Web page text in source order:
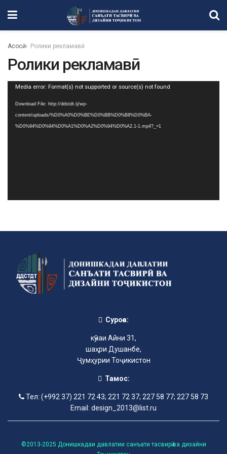
Асосӣ Ролики рекламавӣ
Ролики рекламавӣ
Video
Media error: Format(s) not supported or source(s) not found
Download File: http://ddstdt.tj/wp-
content/uploads/%D0%A0%D0%BE%D0%BB%D0%B8%D0%BA-
%D0%94%D0%94%D0%A1%D0%A2%D0%94%D0%A2.1-1.mp4?_=1
Суроға:
кӯчаи Айни 31,
шаҳри Душанбе,
Ҷумҳурии Тоҷикистон
Тамос:
Тел: (+992 37) 221 72 43; 221 72 37; 227 58 77; 227 58 73
Email: design_2013@list.ru
©2013-2025 Донишкадаи давлатии санъати тасвирӣ ва дизайни